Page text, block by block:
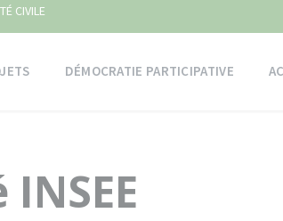
CIVILE
DÉMOCRATIE PARTICIPATIVE